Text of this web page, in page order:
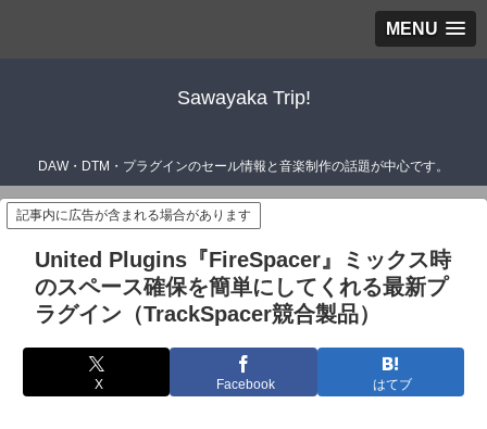
MENU
Sawayaka Trip!
DAW・DTM・プラグインのセール情報と音楽制作の話題が中心です。
記事内に広告が含まれる場合があります
United Plugins『FireSpacer』ミックス時
のスペース確保を簡単にしてくれる最新プ
ラグイン（TrackSpacer競合製品）
X Facebook はてブ